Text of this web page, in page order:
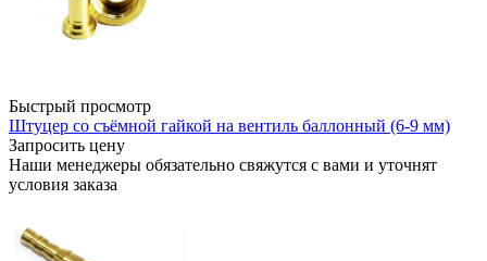
Быстрый просмотр
Штуцер со съёмной гайкой на вентиль баллонный (6-9 мм)
Запросить цену
Наши менеджеры обязательно свяжутся с вами и уточнят
условия заказа